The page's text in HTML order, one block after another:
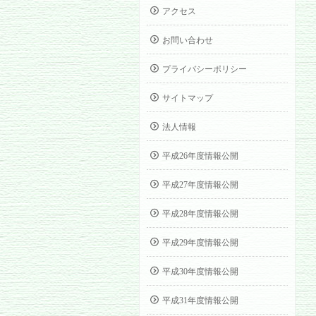
アクセス
お問い合わせ
プライバシーポリシー
サイトマップ
法人情報
平成26年度情報公開
平成27年度情報公開
平成28年度情報公開
平成29年度情報公開
平成30年度情報公開
平成31年度情報公開